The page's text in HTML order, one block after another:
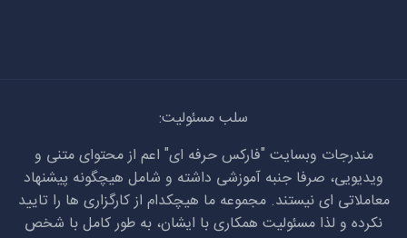
سلب مسئولیت:
مندرجات وبسایت "فارکس حرفه ای" اعم از محتوای متنی و
ویدیویی، صرفا جنبه آموزشی داشته و شامل هیچگونه پیشنهاد
معاملاتی ای نیستند. مجموعه ما هیچکدام از کارگزاری ها را تایید
نکرده و لذا مسئولیت همکاری با ایشان، به طور کامل با شخص